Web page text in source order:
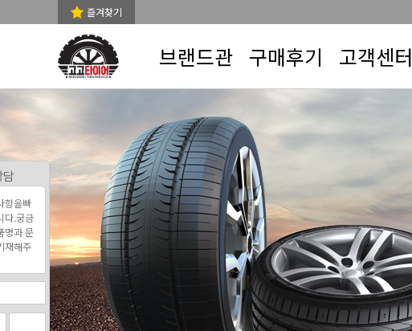
즐겨찾기
브랜드관 구매후기 고객센터